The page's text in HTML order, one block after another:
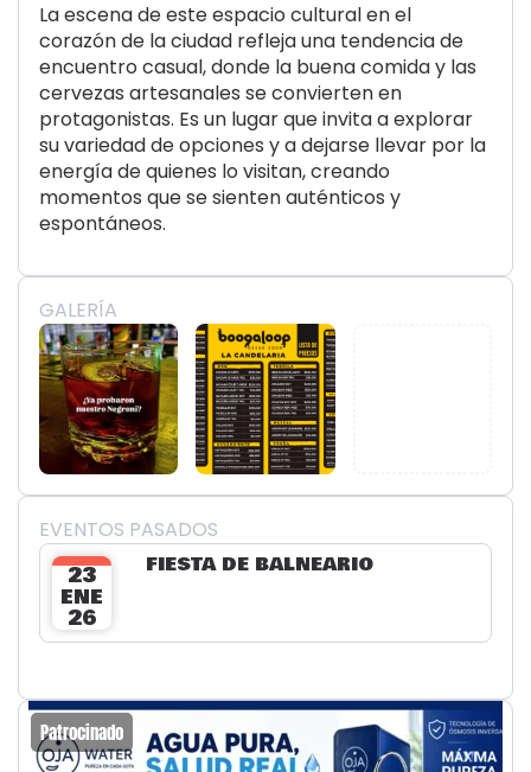
La escena de este espacio cultural en el
corazón de la ciudad refleja una tendencia de
encuentro casual, donde la buena comida y las
cervezas artesanales se convierten en
protagonistas. Es un lugar que invita a explorar
su variedad de opciones y a dejarse llevar por la
energía de quienes lo visitan, creando
momentos que se sienten auténticos y
espontáneos.
GALERÍA
EVENTOS PASADOS
23
ENE
26
FIESTA DE BALNEARIO
Patrocinado